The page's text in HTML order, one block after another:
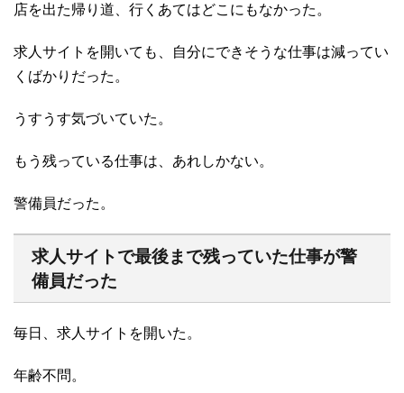
店を出た帰り道、行くあてはどこにもなかった。
求人サイトを開いても、自分にできそうな仕事は減ってい
くばかりだった。
うすうす気づいていた。
もう残っている仕事は、あれしかない。
警備員だった。
求人サイトで最後まで残っていた仕事が警
備員だった
毎日、求人サイトを開いた。
年齢不問。